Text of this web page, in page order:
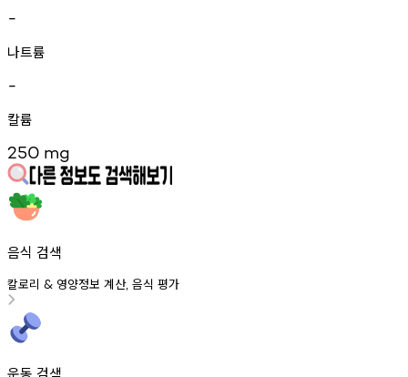
-
나트륨
-
칼륨
250 mg
음식 검색
칼로리 & 영양정보 계산, 음식 평가
운동 검색